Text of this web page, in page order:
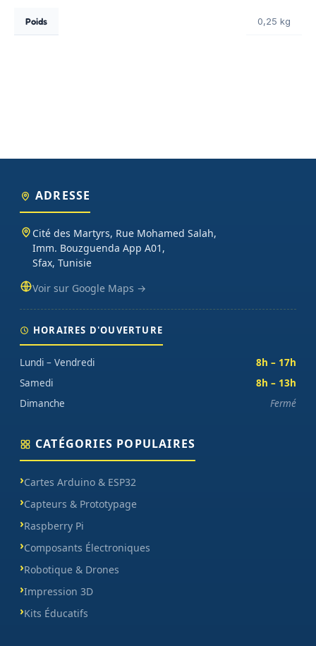
Poids 0,25 kg
ADRESSE
Cité des Martyrs, Rue Mohamed Salah,
Imm. Bouzguenda App A01,
Sfax, Tunisie
Voir sur Google Maps →
HORAIRES D'OUVERTURE
Lundi – Vendredi
8h – 17h
Samedi
8h – 13h
Dimanche
Fermé
CATÉGORIES POPULAIRES
Cartes Arduino & ESP32
Capteurs & Prototypage
Raspberry Pi
Composants Électroniques
Robotique & Drones
Impression 3D
Kits Éducatifs